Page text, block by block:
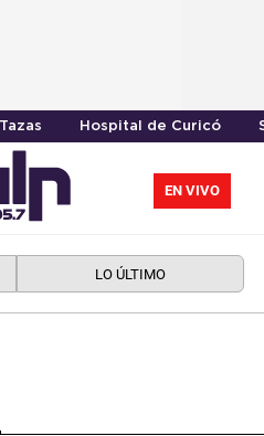
Hospital de Curicó
EN VIVO
LO ÚLTIMO